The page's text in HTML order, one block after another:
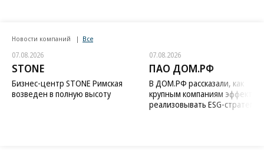
Новости компаний Все
07.08.2026
STONE
Бизнес-центр STONE Римская
возведен в полную высоту
07.08.2026
ПАО ДОМ.РФ
В ДОМ.РФ рассказали, как
крупным компаниям
реализовывать ESG-стратегию